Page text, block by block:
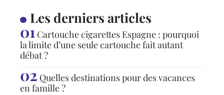
Les derniers articles
Cartouche cigarettes Espagne : pourquoi
la limite d’une seule cartouche fait autant
débat ?
Quelles destinations pour des vacances
en famille ?